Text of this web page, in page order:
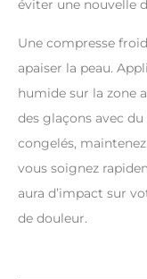
éviter une nouvelle
Une compresse
apaiser la peau.
humide sur la zone
des glaçons avec
congelés,
vous soignez
aura d’impact sur
de douleur.